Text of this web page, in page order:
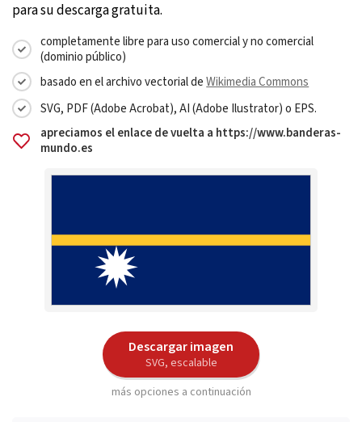
para su descarga gratuita.
completamente libre para uso comercial y no comercial
(dominio público)
basado en el archivo vectorial deWikimedia Commons
SVG, PDF (Adobe Acrobat), AI (Adobe Ilustrator) o EPS.
apreciamos el enlace de vuelta a https://www.banderas-
mundo.es
Descargar imagen
SVG, escalable
más opciones a continuación